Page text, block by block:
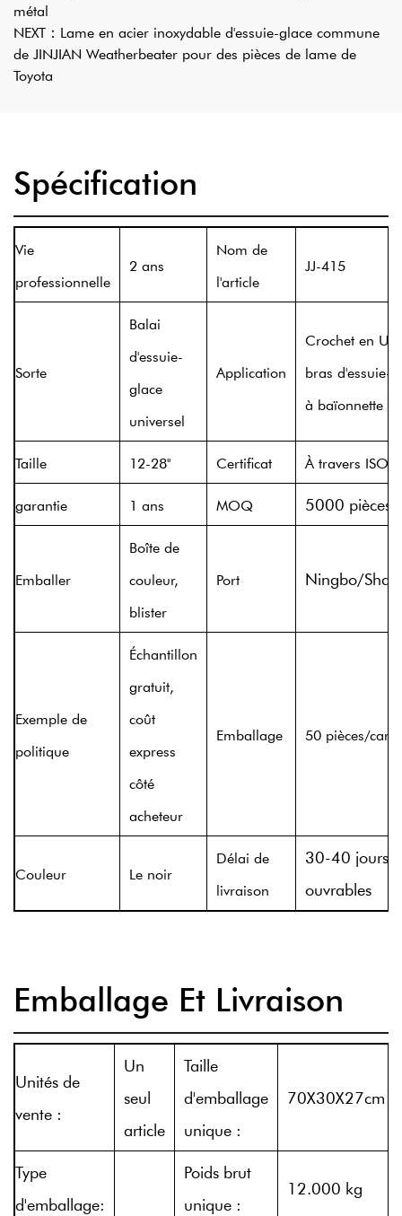
métal
NEXT： Lame en acier inoxydable d'essuie-glace commune
de JINJIAN Weatherbeater pour des pièces de lame de
Toyota
Spécification
Vie
professionnelle
2 ans
Nom de
l'article
JJ-415
Sorte
Balai
d'essuie-
glace
universel
Application
Crochet en U
bras d'essuie-
à baïonnette
Taille 12-28'' Certificat À travers ISO
garantie 1 ans MOQ 5000 pièces
Emballer
Boîte de
couleur,
blister
Port Ningbo/
Exemple de
politique
Échantillon
gratuit,
coût
express
côté
acheteur
Emballage 50 pièces/
Couleur Le noir
Délai de
livraison
30-40 jours
ouvrables
Emballage Et Livraison
Unités de
vente :
Un
seul
article
Taille
d'emballage
unique :
70X30X27cm
Type
d'emballage:
Poids brut
unique :
12.000 kg